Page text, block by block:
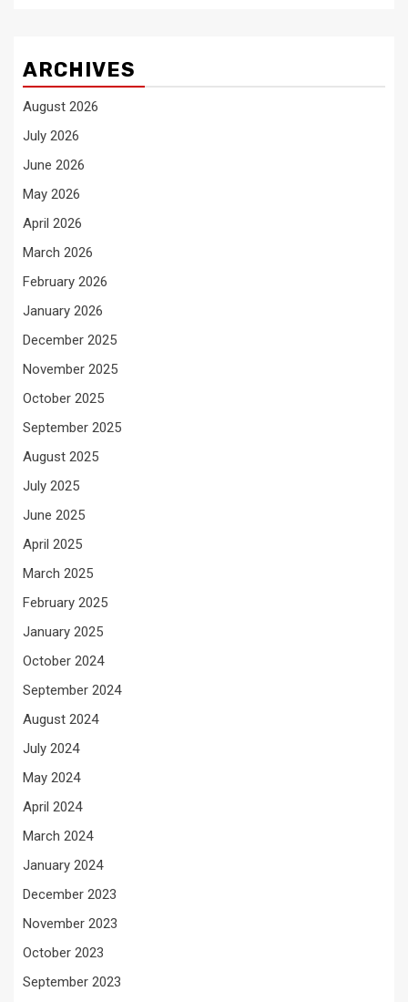
ARCHIVES
August 2026
July 2026
June 2026
May 2026
April 2026
March 2026
February 2026
January 2026
December 2025
November 2025
October 2025
September 2025
August 2025
July 2025
June 2025
April 2025
March 2025
February 2025
January 2025
October 2024
September 2024
August 2024
July 2024
May 2024
April 2024
March 2024
January 2024
December 2023
November 2023
October 2023
September 2023